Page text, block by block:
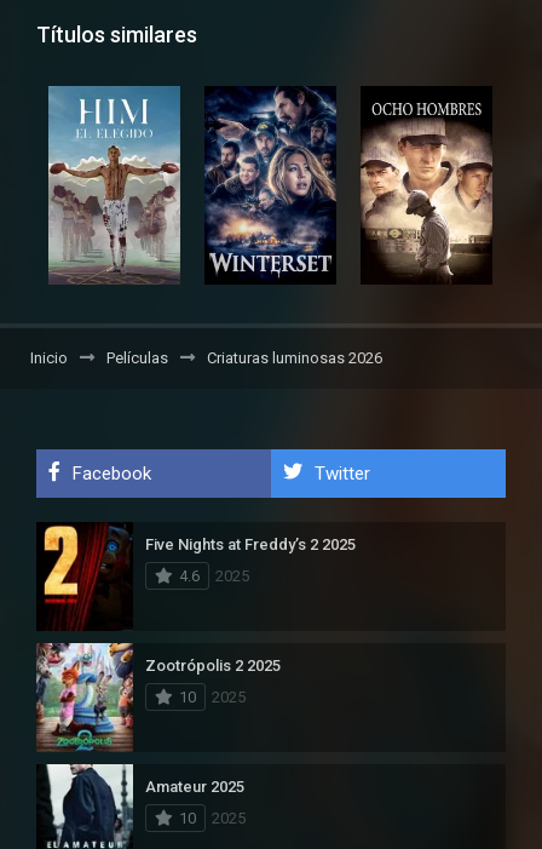
Títulos similares
Inicio Películas Criaturas luminosas 2026
Facebook Twitter
Five Nights at Freddy’s 2 2025
4.6
2025
Zootrópolis 2 2025
10
2025
Amateur 2025
10
2025